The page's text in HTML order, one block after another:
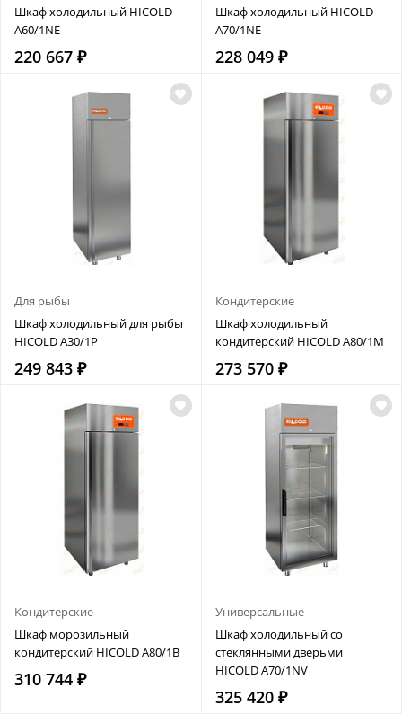
Шкаф холодильный HICOLD
A60/1NE
220 667 ₽
Шкаф холодильный HICOLD
A70/1NE
228 049 ₽
Для рыбы
Шкаф холодильный для рыбы
HICOLD A30/1P
249 843 ₽
Кондитерские
Шкаф холодильный
кондитерский HICOLD A80/1M
273 570 ₽
Кондитерские
Шкаф морозильный
кондитерский HICOLD A80/1B
310 744 ₽
Универсальные
Шкаф холодильный со
стеклянными дверьми
HICOLD A70/1NV
325 420 ₽